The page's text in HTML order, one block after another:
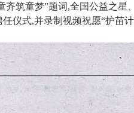
齐筑童梦”题词,全国公益之
仪式,并录制视频祝愿“护苗